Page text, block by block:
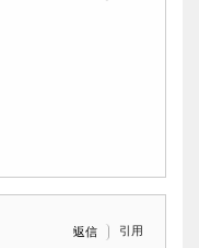
返信 引用